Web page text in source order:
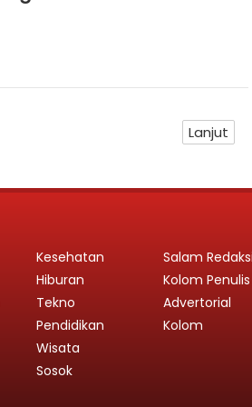
Lanjut
Kesehatan
Hiburan
Tekno
Pendidikan
Wisata
Sosok
Salam
Kolom Penulis
Advertorial
Kolom